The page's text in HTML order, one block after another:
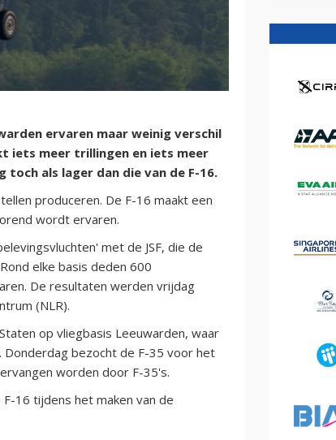
ervaren maar weinig verschil
iets meer trillingen en iets meer
als lager dan die van de F-16.
produceren. De F-16 maakt een
wordt ervaren.
met de JSF, die de
elke basis deden 600
De resultaten werden vrijdag
(NLR).
op vliegbasis Leeuwarden, waar
bezocht de F-35 voor het
worden door F-35's.
16 tijdens het maken van de